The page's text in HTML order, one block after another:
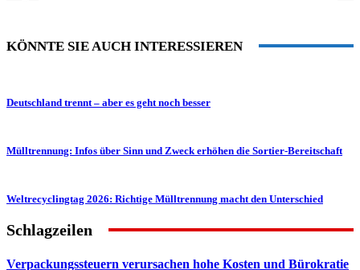
KÖNNTE SIE AUCH INTERESSIEREN
Deutschland trennt – aber es geht noch besser
Mülltrennung: Infos über Sinn und Zweck erhöhen die Sortier-Bereitschaft
Weltrecyclingtag 2026: Richtige Mülltrennung macht den Unterschied
Schlagzeilen
Verpackungssteuern verursachen hohe Kosten und Bürokratie